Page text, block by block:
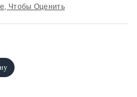
Чтобы Оценить